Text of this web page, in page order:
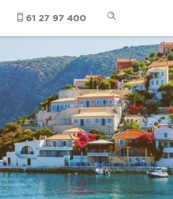
61 27 97 400